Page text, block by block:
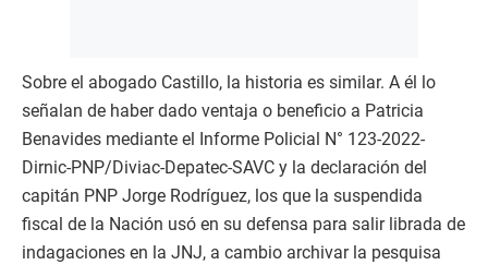
Sobre el abogado Castillo, la historia es similar. A él lo
señalan de haber dado ventaja o beneficio a Patricia
Benavides mediante el Informe Policial N° 123-2022-
Dirnic-PNP/Diviac-Depatec-SAVC y la declaración del
capitán PNP Jorge Rodríguez, los que la suspendida
fiscal de la Nación usó en su defensa para salir librada de
indagaciones en la JNJ, a cambio archivar la pesquisa